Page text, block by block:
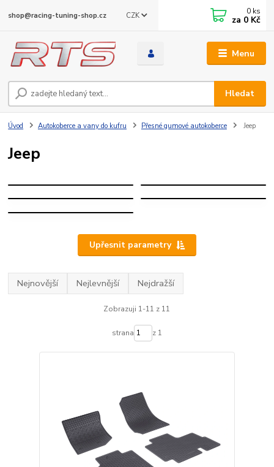
Menu
CZK
Hledat
shop@racing-tuning-shop.cz 0 ks
za 0 Kč
Úvod Autokoberce a vany do kufru Přesné gumové autokoberce Jeep
Jeep
JEEP
Upřesnit parametry
Nejnovější Nejlevnější Nejdražší
Zobrazuji 1-11 z 11
strana z 1